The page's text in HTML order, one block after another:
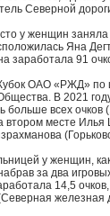
Северной
у женщин заняла
Яна
заработала 91
ОАО «РЖД» по
В 2021
больше всех очков
втором месте Илья
у женщин,
за два
14,5
железная